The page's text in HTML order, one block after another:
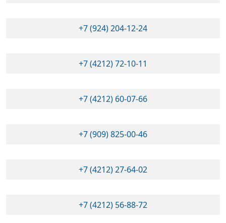
+7 (924) 204-12-24
+7 (4212) 72-10-11
+7 (4212) 60-07-66
+7 (909) 825-00-46
+7 (4212) 27-64-02
+7 (4212) 56-88-72